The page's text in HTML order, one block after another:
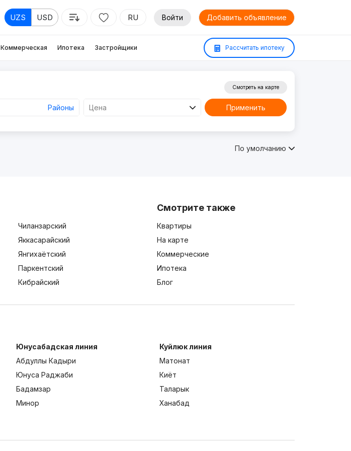
UZS USD RU Войти Добавить объявление
Коммерческая Ипотека Застройщики Рассчитать ипотеку
Районы Цена
Смотреть на карте
Применить
По умолчанию
Чиланзарский
Яккасарайский
Янгихаётский
Паркентский
Кибрайский
Смотрите также
Квартиры
На карте
Коммерческие
Ипотека
Блог
Юнусабадская линия
Абдуллы Кадыри
Юнуса Раджаби
Бадамзар
Минор
Куйлюк линия
Матонат
Киёт
Таларык
Ханабад